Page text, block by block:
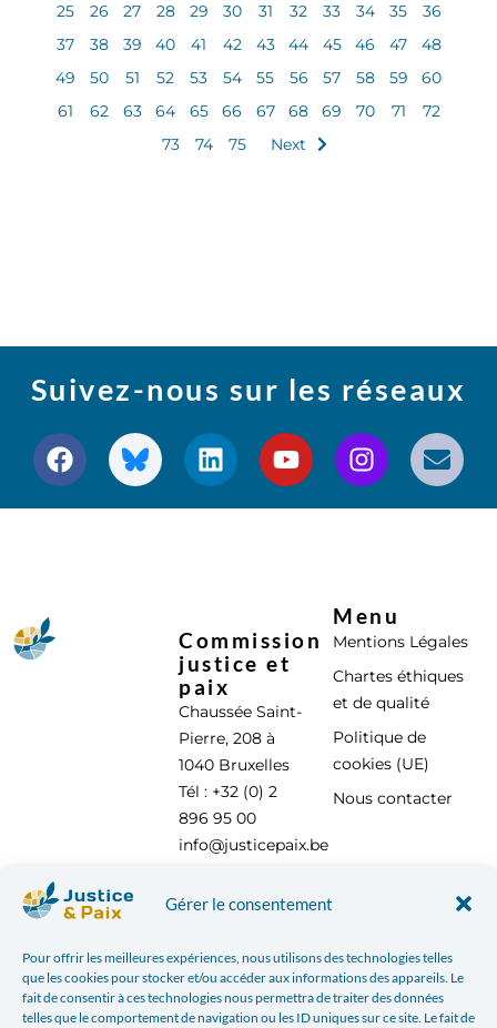
Gérer le consentement
Pour offrir les meilleures expériences, nous utilisons des technologies telles
que les cookies pour stocker et/ou accéder aux informations des appareils. Le
fait de consentir à ces technologies nous permettra de traiter des données
telles que le comportement de navigation ou les ID uniques sur ce site. Le fait de
25
26 27 28 29 30 31 32 33 34 35
36
37
38 39 40 41 42 43 44 45 46 47
48
49
50 51 52 53 54 55 56 57 58 59
60
61
62 63 64 65 66 67 68 69 70 71
72
73
74 75 Next
Suivez-nous sur les réseaux
Commission
justice et
paix
Chaussée Saint-
Pierre, 208 à
1040 Bruxelles
Tél : +32 (0) 2
896 95 00
info@justicepaix.be
Menu
Mentions Légales
Chartes éthiques
et de qualité
Politique de
cookies (UE)
Nous contacter